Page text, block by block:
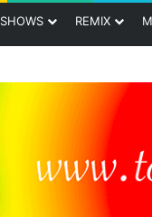
SHOWS REMIX